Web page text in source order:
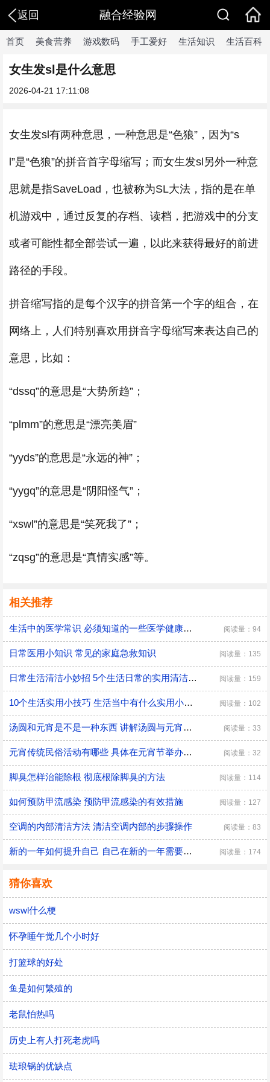
返回 融合经验网
首页 美食营养 游戏数码 手工爱好 生活知识 生活百科
女生发sl是什么意思
2026-04-21 17:11:08
女生发sl有两种意思，一种意思是“色狼”，因为“s
l”是“色狼”的拼音首字母缩写；而女生发sl另外一种意
思就是指SaveLoad，也被称为SL大法，指的是在单
机游戏中，通过反复的存档、读档，把游戏中的分支
或者可能性都全部尝试一遍，以此来获得最好的前进
路径的手段。
拼音缩写指的是每个汉字的拼音第一个字的组合，在
网络上，人们特别喜欢用拼音字母缩写来表达自己的
意思，比如：
“dssq”的意思是“大势所趋”；
“plmm”的意思是“漂亮美眉”
“yyds”的意思是“永远的神”；
“yygq”的意思是“阴阳怪气”；
“xswl”的意思是“笑死我了”；
“zqsg”的意思是“真情实感”等。
相关推荐
生活中的医学常识 必须知道的一些医学健康小常识 阅读量：94
日常医用小知识 常见的家庭急救知识 阅读量：135
日常生活清洁小妙招 5个生活日常的实用清洁小技巧 阅读量：159
10个生活实用小技巧 生活当中有什么实用小技巧 阅读量：102
汤圆和元宵是不是一种东西 讲解汤圆与元宵的区别 阅读量：33
元宵传统民俗活动有哪些 具体在元宵节举办的传统民俗活动 阅读量：32
脚臭怎样治能除根 彻底根除脚臭的方法 阅读量：114
如何预防甲流感染 预防甲流感染的有效措施 阅读量：127
空调的内部清洁方法 清洁空调内部的步骤操作 阅读量：83
新的一年如何提升自己 自己在新的一年需要改变的三大方面 阅读量：174
猜你喜欢
wswl什么梗
怀孕睡午觉几个小时好
打篮球的好处
鱼是如何繁殖的
老鼠怕热吗
历史上有人打死老虎吗
珐琅锅的优缺点